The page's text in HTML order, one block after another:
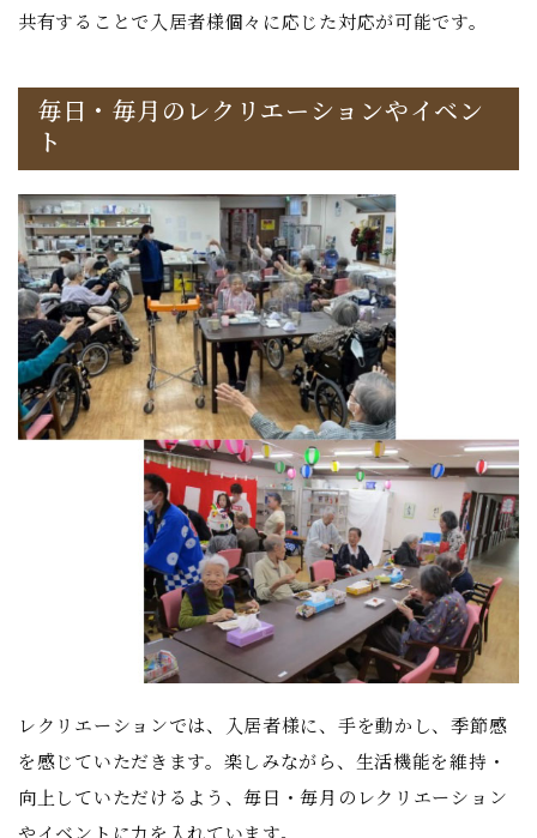
共有することで入居者様個々に応じた対応が可能です。
毎日・毎月のレクリエーションやイベン
ト
レクリエーションでは、入居者様に、手を動かし、季節感
を感じていただきます。楽しみながら、生活機能を維持・
向上していただけるよう、毎日・毎月のレクリエーション
やイベントに力を入れています。